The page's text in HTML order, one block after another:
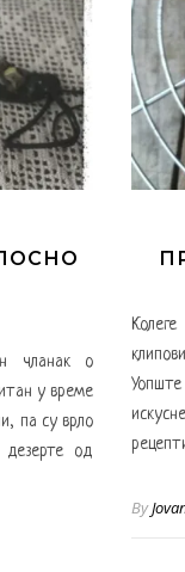
чланак о
у време
па су врло
од
By